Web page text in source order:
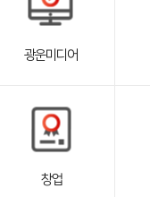
리
스
펼
광운미디어
창업